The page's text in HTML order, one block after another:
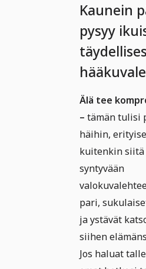
Kaunein
pysyy
Älä tee
– tämän tulisi
häihin,
kuitenkin siitä
syntyvään
pari,
ja ystävät
siihen
Jos haluat